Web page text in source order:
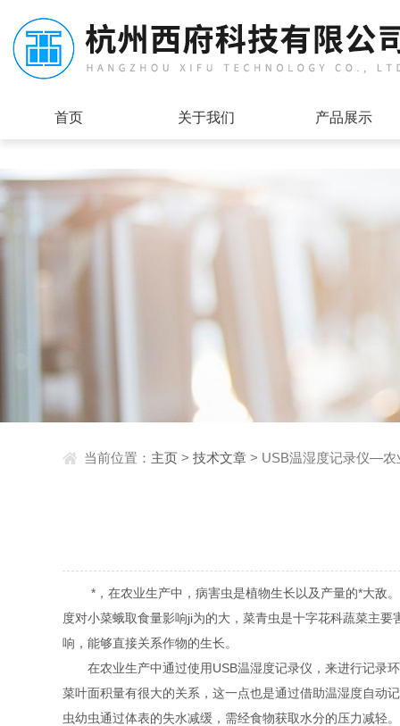
首页 关于我们 产品展示
当前位置： 主页 > 技术文章 > USB温湿度记录仪—农
*，在农业生产中，病害虫是植物生长以及产量的*大敌。
度对小菜蛾取食量影响ji为的大，菜青虫是十字花科蔬菜主要
响，能够直接关系作物的生长。
在农业生产中通过使用USB温湿度记录仪，来进行记录环
菜叶面积量有很大的关系，这一点也是通过借助温湿度自动
虫幼虫通过体表的失水减缓，需经食物获取水分的压力减轻。